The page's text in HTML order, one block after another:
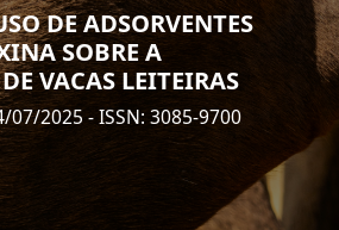
DE ADSORVENTES
SOBRE A
VACAS LEITEIRAS
07/2025 - ISSN: 3085-9700